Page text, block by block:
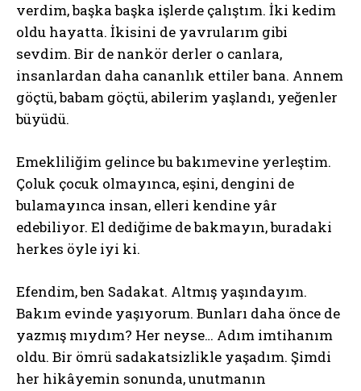
verdim, başka başka işlerde çalıştım. İki kedim
oldu hayatta. İkisini de yavrularım gibi
sevdim. Bir de nankör derler o canlara,
insanlardan daha cananlık ettiler bana. Annem
göçtü, babam göçtü, abilerim yaşlandı, yeğenler
büyüdü.
Emekliliğim gelince bu bakımevine yerleştim.
Çoluk çocuk olmayınca, eşini, dengini de
bulamayınca insan, elleri kendine yâr
edebiliyor. El dediğime de bakmayın, buradaki
herkes öyle iyi ki.
Efendim, ben Sadakat. Altmış yaşındayım.
Bakım evinde yaşıyorum. Bunları daha önce de
yazmış mıydım? Her neyse… Adım imtihanım
oldu. Bir ömrü sadakatsizlikle yaşadım. Şimdi
her hikâyemin sonunda, unutmanın